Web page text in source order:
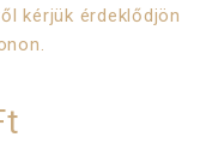
kérjük érdeklődjön